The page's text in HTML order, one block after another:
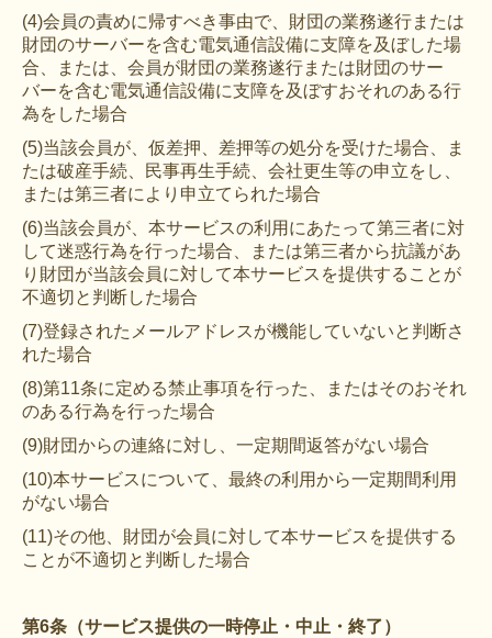
(4)会員の責めに帰すべき事由で、財団の業務遂行または
財団のサーバーを含む電気通信設備に支障を及ぼした場
合、または、会員が財団の業務遂行または財団のサー
バーを含む電気通信設備に支障を及ぼすおそれのある行
為をした場合
(5)当該会員が、仮差押、差押等の処分を受けた場合、ま
たは破産手続、民事再生手続、会社更生等の申立をし、
または第三者により申立てられた場合
(6)当該会員が、本サービスの利用にあたって第三者に対
して迷惑行為を行った場合、または第三者から抗議があ
り財団が当該会員に対して本サービスを提供することが
不適切と判断した場合
(7)登録されたメールアドレスが機能していないと判断さ
れた場合
(8)第11条に定める禁止事項を行った、またはそのおそれ
のある行為を行った場合
(9)財団からの連絡に対し、一定期間返答がない場合
(10)本サービスについて、最終の利用から一定期間利用
がない場合
(11)その他、財団が会員に対して本サービスを提供する
ことが不適切と判断した場合
第6条（サービス提供の一時停止・中止・終了）